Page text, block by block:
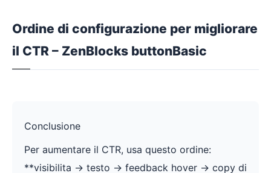
Ordine di configurazione per migliorare
il CTR – ZenBlocks buttonBasic
Conclusione
Per aumentare il CTR, usa questo ordine:
**visibilita -> testo -> feedback hover -> copy di